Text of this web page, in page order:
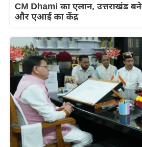
CM Dhami का एलान, उत्तराखंड
और एआई का केंद्र